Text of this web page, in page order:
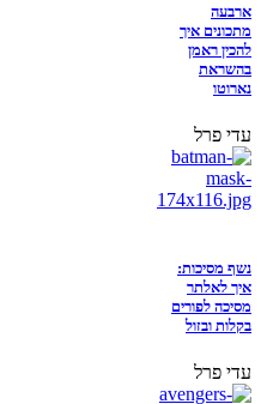
ארבעה
מתכונים איך
להכין ראמן
בהשראת
נארוטו
עדי פרל
נשף מסיכות:
איך לאלתר
מסיכה לפורים
בקלות ובזול
עדי פרל